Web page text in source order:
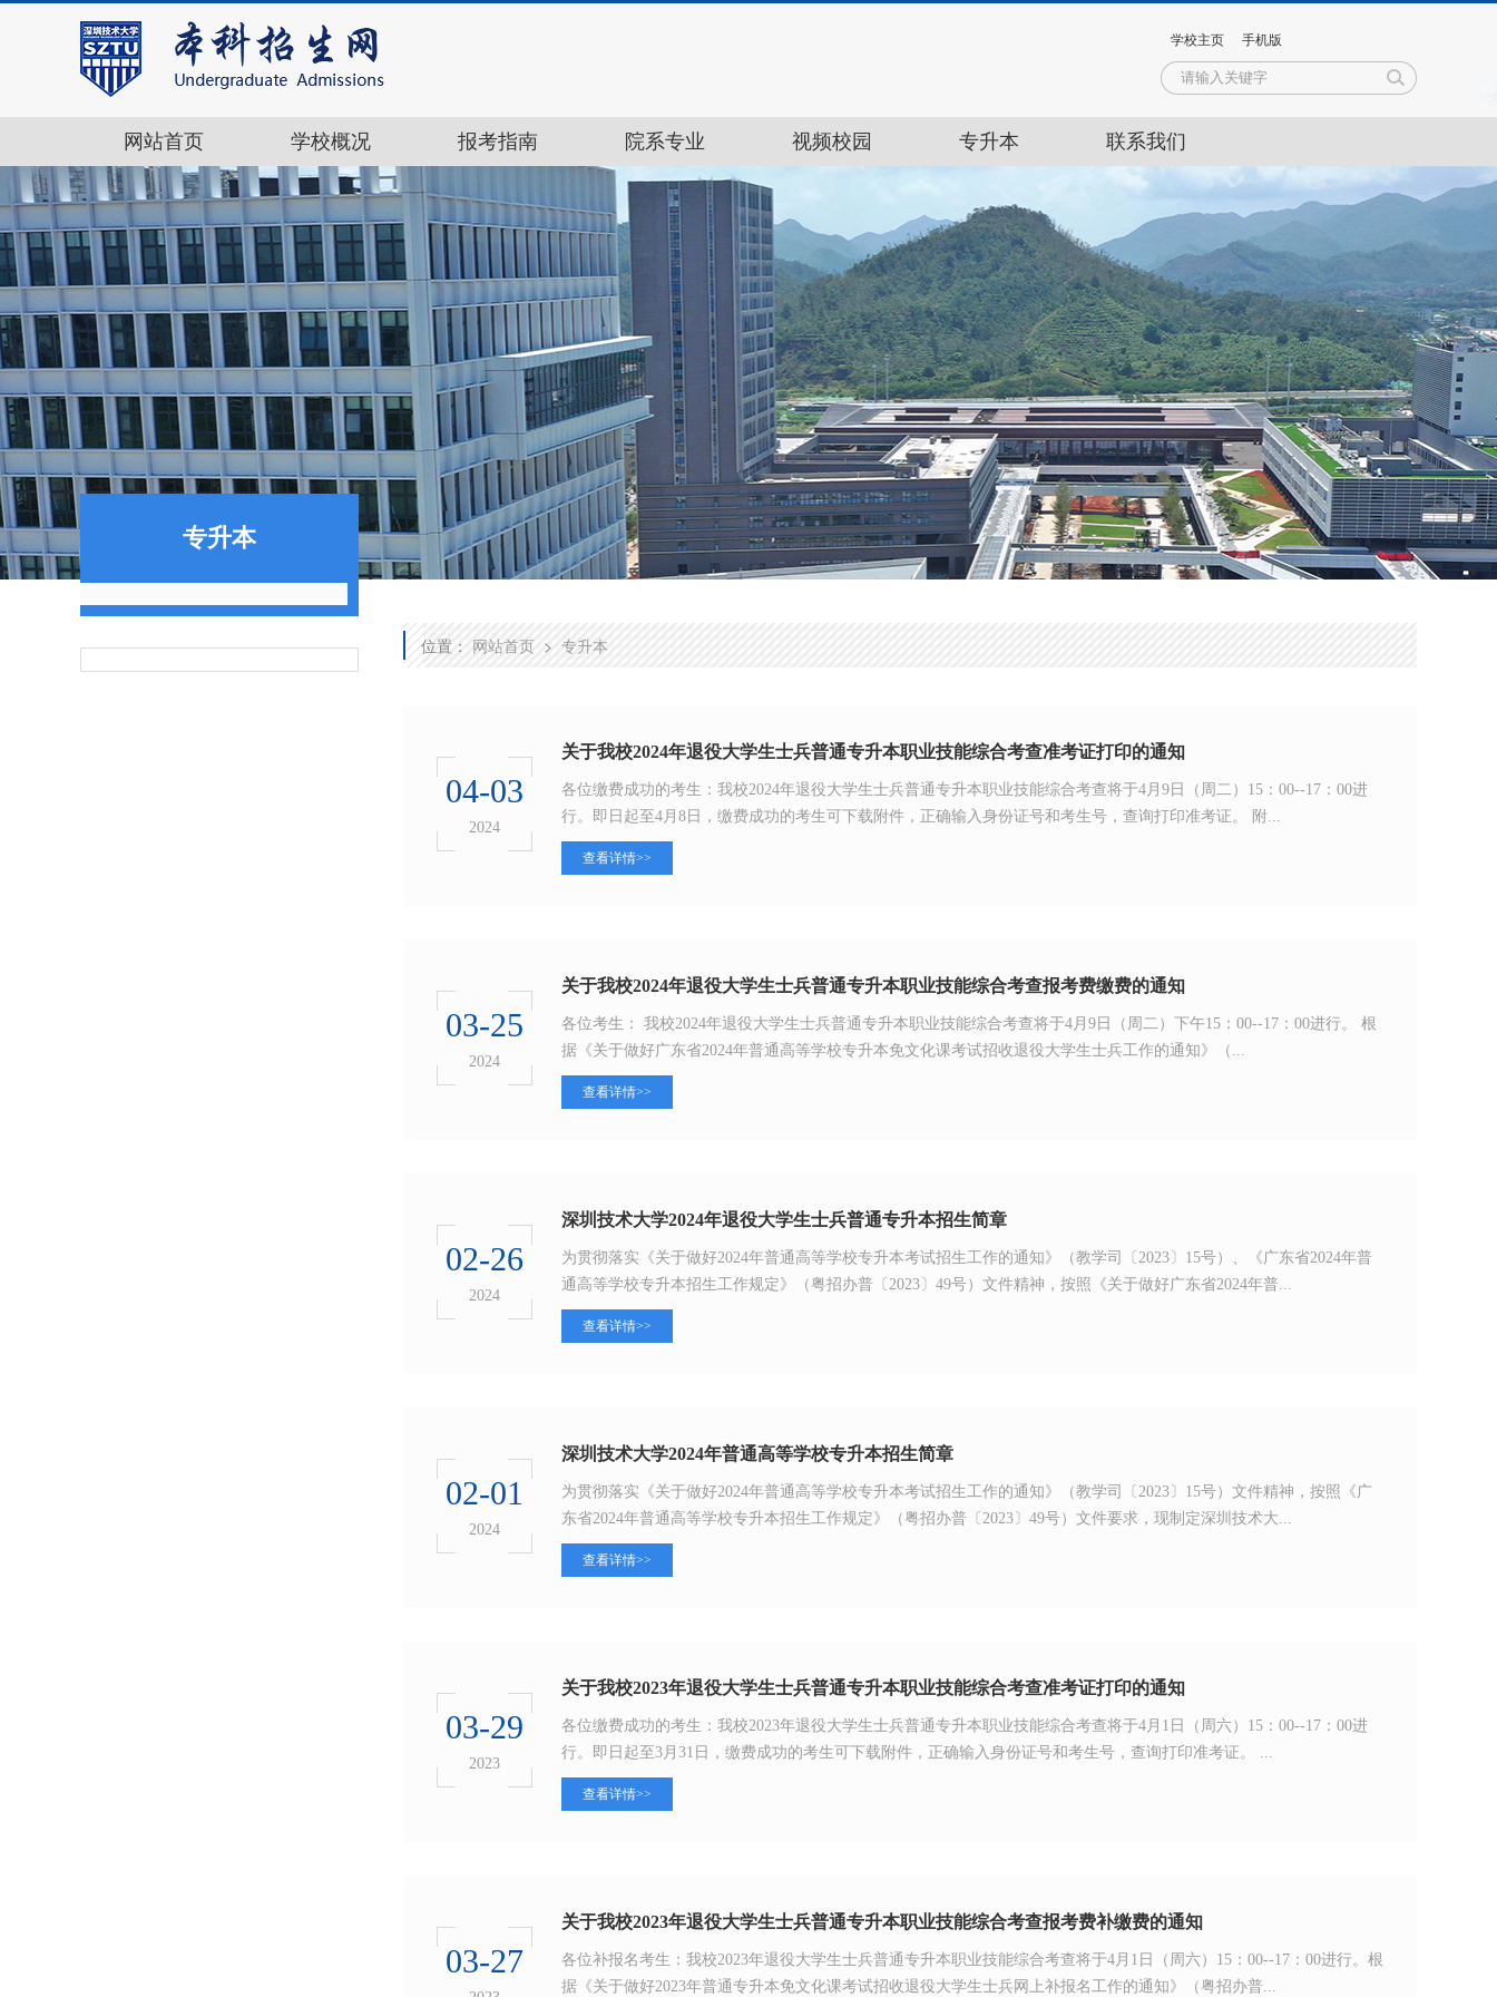
学校主页 手机版
网站首页 学校概况 报考指南 院系专业 视频校园 专升本 联系我们
专升本
位置：网站首页>专升本
04-03
2024
关于我校2024年退役大学生士兵普通专升本职业技能综合考查准考证打印的通知
​各位缴费成功的考生：我校2024年退役大学生士兵普通专升本职业技能综合考查将于4月9日（周二）15：00--17：00进
行。即日起至4月8日，缴费成功的考生可下载附件，正确输入身份证号和考生号，查询打印准考证。 附...
查看详情>>
03-25
2024
关于我校2024年退役大学生士兵普通专升本职业技能综合考查报考费缴费的通知
各位考生：‍​ 我校2024年退役大学生士兵普通专升本职业技能综合考查将于4月9日（周二）下午15：00--17：00进行。 根
据《关于做好广东省2024年普通高等学校专升本免文化课考试招收退役大学生士兵工作的通知》（...
查看详情>>
02-26
2024
深圳技术大学2024年退役大学生士兵普通专升本招生简章
为贯彻落实《关于做好2024年普通高等学校专升本考试招生工作的通知》（教学司〔2023〕15号）、《广东省2024年普
通高等学校专升本招生工作规定》（粤招办普〔2023〕49号）文件精神，按照《关于做好广东省2024年普...
查看详情>>
02-01
2024
深圳技术大学2024年普通高等学校专升本招生简章
为贯彻落实《关于做好2024年普通高等学校专升本考试招生工作的通知》（教学司〔2023〕15号）文件精神，按照《广
东省2024年普通高等学校专升本招生工作规定》（粤招办普〔2023〕49号）文件要求，现制定深圳技术大...
查看详情>>
03-29
2023
关于我校2023年退役大学生士兵普通专升本职业技能综合考查准考证打印的通知
各位缴费成功的考生：我校2023年退役大学生士兵普通专升本职业技能综合考查将于4月1日（周六）15：00--17：00进
行。即日起至3月31日，缴费成功的考生可下载附件，正确输入身份证号和考生号，查询打印准考证。 ​...
查看详情>>
03-27
关于我校2023年退役大学生士兵普通专升本职业技能综合考查报考费补缴费的通知
各位补报名考生：我校2023年退役大学生士兵普通专升本职业技能综合考查将于4月1日（周六）15：00--17：00进行。根
据《关于做好2023年普通专升本免文化课考试招收退役大学生士兵网上补报名工作的通知》（粤招办普...